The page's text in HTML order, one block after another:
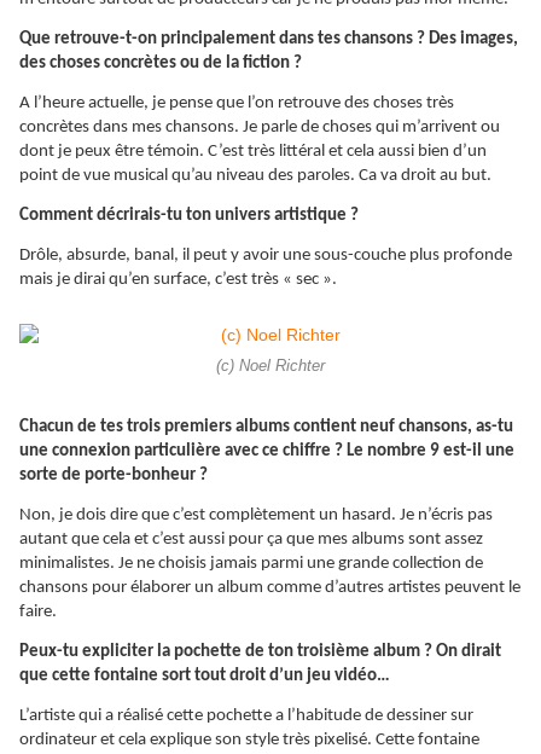
Que retrouve-t-on principalement dans tes chansons ? Des images,
des choses concrètes ou de la fiction ?
A l’heure actuelle, je pense que l’on retrouve des choses très
concrètes dans mes chansons. Je parle de choses qui m’arrivent ou
dont je peux être témoin. C’est très littéral et cela aussi bien d’un
point de vue musical qu’au niveau des paroles. Ca va droit au but.
Comment décrirais-tu ton univers artistique ?
Drôle, absurde, banal, il peut y avoir une sous-couche plus profonde
mais je dirai qu’en surface, c’est très « sec ».
(c) Noel Richter
Chacun de tes trois premiers albums contient neuf chansons, as-tu
une connexion particulière avec ce chiffre ? Le nombre 9 est-il une
sorte de porte-bonheur ?
Non, je dois dire que c’est complètement un hasard. Je n’écris pas
autant que cela et c’est aussi pour ça que mes albums sont assez
minimalistes. Je ne choisis jamais parmi une grande collection de
chansons pour élaborer un album comme d’autres artistes peuvent le
faire.
Peux-tu expliciter la pochette de ton troisième album ? On dirait
que cette fontaine sort tout droit d’un jeu vidéo…
L’artiste qui a réalisé cette pochette a l’habitude de dessiner sur
ordinateur et cela explique son style très pixelisé. Cette fontaine